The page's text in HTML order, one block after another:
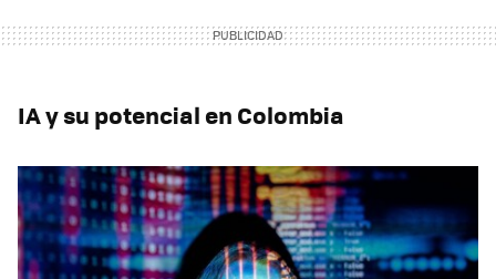
IA y su potencial en Colombia